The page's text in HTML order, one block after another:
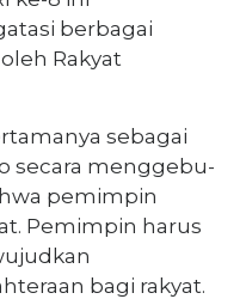
berbagai
Rakyat
sebagai
secara menggebu-
pemimpin
Pemimpin harus
bagi rakyat.